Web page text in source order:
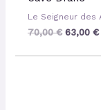
Le Seigneur des
70,00€ 63,00 €